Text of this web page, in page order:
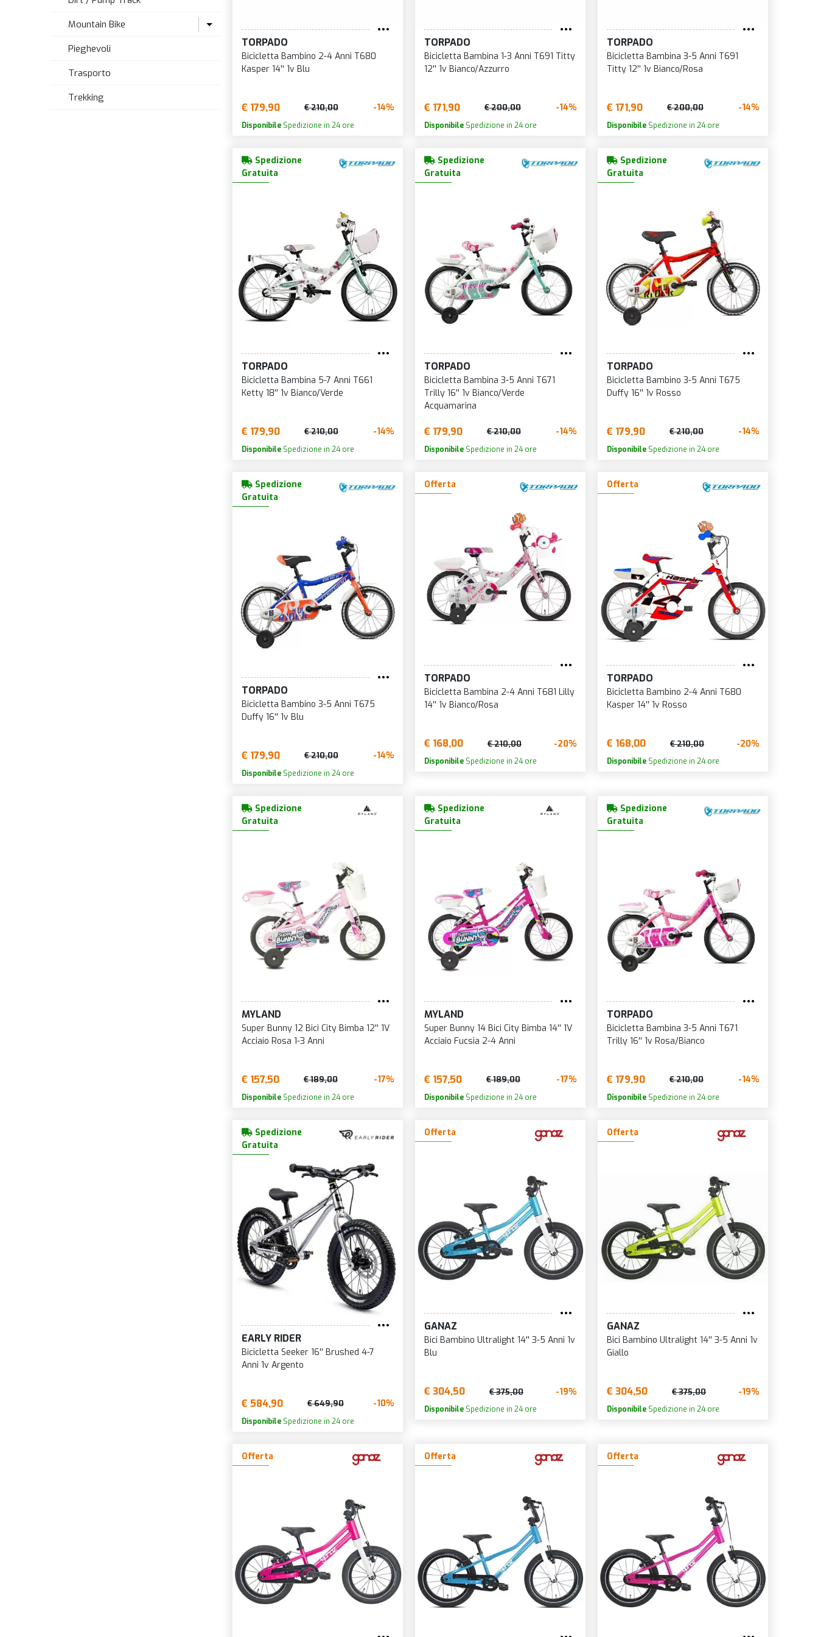
Mountain Bike
MTB Ammortizzate
MTB Biammortizzate
MTB Donna
Pieghevoli
Trasporto
Trekking
BIANCO/LILLA
BIANCO/VERDE
BLU/GIALLO
BLU/ROSSO
GRIGIO/ROSA
GRIGIO/VERDE
NERO/BIANCO
NERO/BLU
VERDE/ARANCIO
VERDE/BLU
VERDE/GRIGIO
VERDE/ORO
VERDE/ROSSO
VIOLA
TORPADO
Bicicletta Bambino 2-4 Anni T680
Kasper 14'' 1v Blu
€ 179,90 € 210,00 -14%
Disponibile Spedizione in 24 ore
TORPADO
Bicicletta Bambina 1-3 Anni T691 Titty
12'' 1v Bianco/Azzurro
€ 171,90 € 200,00 -14%
DisponibileSpedizione in 24 ore
TORPADO
Bicicletta Bambina 3-5 Anni T691
Titty 12'' 1v Bianco/Rosa
€ 171,90 € 200,00 -14%
DisponibileSpedizione in 24 ore
Spedizione
Gratuita
TORPADO
Bicicletta Bambina 5-7 Anni T661
Ketty 18'' 1v Bianco/Verde
€ 179,90 € 210,00 -14%
Disponibile Spedizione in 24 ore
Spedizione
Gratuita
TORPADO
Bicicletta Bambina 3-5 Anni T671
Trilly 16'' 1v Bianco/Verde
Acquamarina
€ 179,90 € 210,00 -14%
DisponibileSpedizione in 24 ore
Spedizione
Gratuita
TORPADO
Bicicletta Bambino 3-5 Anni T675
Duffy 16'' 1v Rosso
€ 179,90 € 210,00 -14%
DisponibileSpedizione in 24 ore
Spedizione
Gratuita
TORPADO
Bicicletta Bambino 3-5 Anni T675
Duffy 16'' 1v Blu
€ 179,90 € 210,00 -14%
Disponibile Spedizione in 24 ore
Offerta
TORPADO
Bicicletta Bambina 2-4 Anni T681 Lilly
14'' 1v Bianco/Rosa
€ 168,00 € 210,00 -20%
DisponibileSpedizione in 24 ore
Offerta
TORPADO
Bicicletta Bambino 2-4 Anni T680
Kasper 14'' 1v Rosso
€ 168,00 € 210,00 -20%
DisponibileSpedizione in 24 ore
Spedizione
Gratuita
MYLAND
Super Bunny 12 Bici City Bimba 12'' 1V
Acciaio Rosa 1-3 Anni
€ 157,50 € 189,00 -17%
Disponibile Spedizione in 24 ore
Spedizione
Gratuita
MYLAND
Super Bunny 14 Bici City Bimba 14'' 1V
Acciaio Fucsia 2-4 Anni
€ 157,50 € 189,00 -17%
DisponibileSpedizione in 24 ore
Spedizione
Gratuita
TORPADO
Bicicletta Bambina 3-5 Anni T671
Trilly 16'' 1v Rosa/Bianco
€ 179,90 € 210,00 -14%
DisponibileSpedizione in 24 ore
Spedizione
Gratuita
EARLY RIDER
Bicicletta Seeker 16'' Brushed 4-7
Anni 1v Argento
€ 584,90 € 649,90 -10%
Disponibile Spedizione in 24 ore
Offerta
GANAZ
Bici Bambino Ultralight 14'' 3-5 Anni 1v
Blu
€ 304,50 € 375,00 -19%
DisponibileSpedizione in 24 ore
Offerta
GANAZ
Bici Bambino Ultralight 14'' 3-5 Anni 1v
Giallo
€ 304,50 € 375,00 -19%
DisponibileSpedizione in 24 ore
Offerta Offerta Offerta